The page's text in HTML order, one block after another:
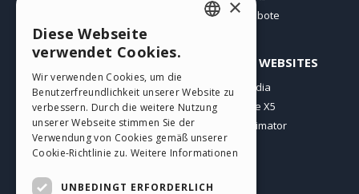
Angebote
PROFIL
Meine Beiträge
Meine Lizenz
Download
Webhosting
ANDERE WEBSITES
Incomedia
WebSite X5
WebAnimator
GERMAN
SPANISH
PORTUGUESE
×
Diese Webseite
verwendet Cookies.
Wir verwenden Cookies, um die
Benutzerfreundlichkeit unserer Website zu
verbessern. Durch die weitere Nutzung
unserer Webseite stimmen Sie der
Verwendung von Cookies gemäß unserer
Cookie-Richtlinie zu. Weitere Informationen
UNBEDINGT ERFORDERLICH